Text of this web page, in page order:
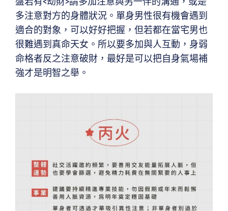
多注意對方的身體狀況。單身男性很有機會遇到
適合的對象，可以好好把握，但若都在當宅男也
很難遇到真命天女。所以要多加與人互動，身弱
命格者反之注意破財，最好是可以把自身氣場補
強才是明智之舉。